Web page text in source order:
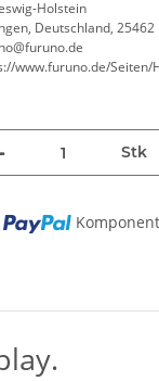
Holstein
Deutschland, 25462
www.furuno.de/Seiten/
Stk